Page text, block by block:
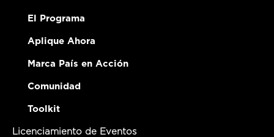
El Programa
Aplique Ahora
Marca País en Acción
Comunidad
Toolkit
Licenciamiento de Eventos